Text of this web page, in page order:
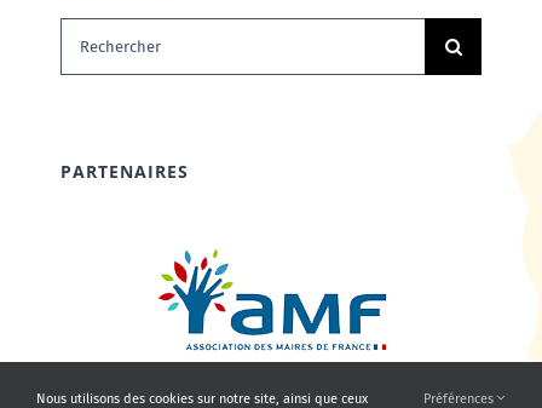
Rechercher:
PARTENAIRES
Nous utilisons des cookies sur notre site, ainsi que ceux Préférences